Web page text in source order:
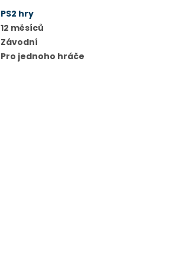
PS2 hry
12 měsíců
Závodní
Pro jednoho hráče